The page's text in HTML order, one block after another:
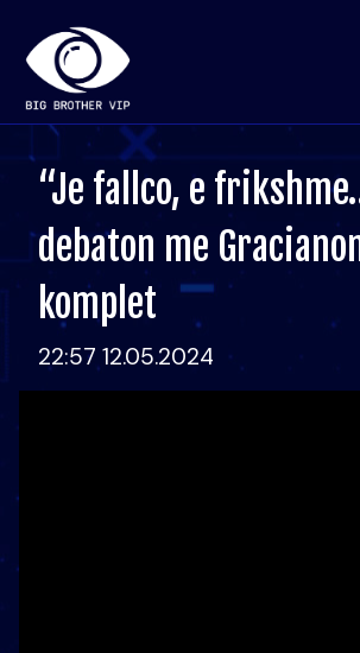
“Je fallco, e
debaton me
komplet
22:57 12.05.2024